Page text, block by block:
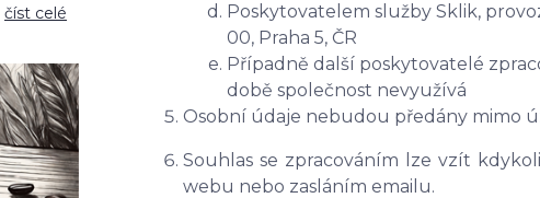
číst celé
Poskytovatelem služby Sklik,
00, Praha 5, ČR
Případně další poskytovatelé
době společnost nevyužívá
Osobní údaje nebudou předány mimo
Souhlas se zpracováním lze vzít
webu nebo zasláním emailu.